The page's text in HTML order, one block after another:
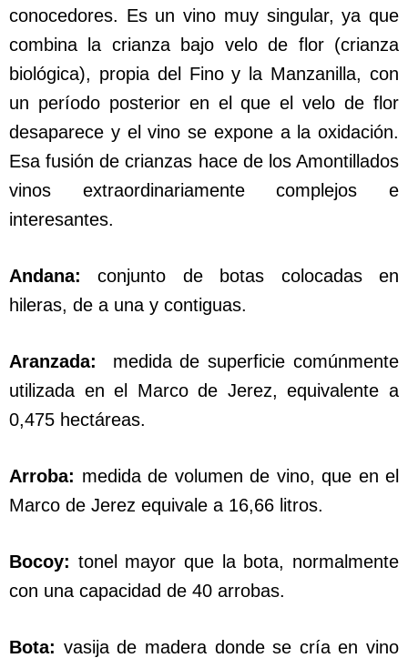
conocedores. Es un vino muy singular, ya que
combina la crianza bajo velo de flor (crianza
biológica), propia del Fino y la Manzanilla, con
un período posterior en el que el velo de flor
desaparece y el vino se expone a la oxidación.
Esa fusión de crianzas hace de los Amontillados
vinos extraordinariamente complejos e
interesantes.
Andana: conjunto de botas colocadas en
hileras, de a una y contiguas.
Aranzada: medida de superficie comúnmente
utilizada en el Marco de Jerez, equivalente a
0,475 hectáreas.
Arroba: medida de volumen de vino, que en el
Marco de Jerez equivale a 16,66 litros.
Bocoy: tonel mayor que la bota, normalmente
con una capacidad de 40 arrobas.
Bota: vasija de madera donde se cría en vino